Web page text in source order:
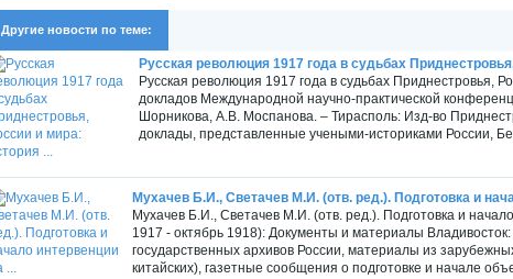
Другие новости по теме:
Русская революция 1917 года в судьбах
Русская революция 1917 года в судьбах Приднестровья,
докладов Международной научно-практической
Шорникова, А.В. Моспанова. – Тирасполь: Изд-во
доклады, представленные учеными-историками России,
Мухачев Б.И., Светачев М.И. (отв. ред.). Подготовка и
Мухачев Б.И., Светачев М.И. (отв. ред.). Подготовка и
1917 - октябрь 1918): Документы и материалы
государственных архивов России, материалы из
китайских), газетные сообщения о подготовке и начале